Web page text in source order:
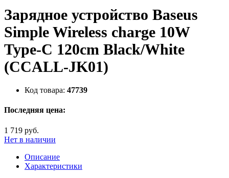
Зарядное устройство Baseus
Simple Wireless charge 10W
Type-C 120cm Black/White
(CCALL-JK01)
Код товара: 47739
Последняя цена:
1 719 руб.
Нет в наличии
Описание
Характеристики